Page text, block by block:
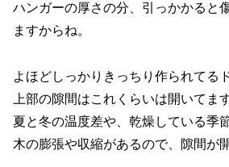
ハンガーの厚さの分、引っかかると
ますからね。
よほどしっかりきっちり作られてる
上部の隙間はこれくらいは開いてます
夏と冬の温度差や、乾燥している季
木の膨張や収縮があるので、隙間が